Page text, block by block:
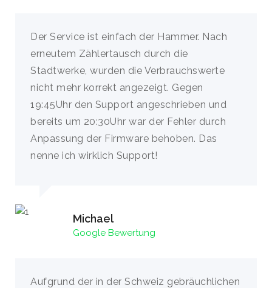
Der Service ist einfach der Hammer. Nach
erneutem Zählertausch durch die
Stadtwerke, wurden die Verbrauchswerte
nicht mehr korrekt angezeigt. Gegen
19:45Uhr den Support angeschrieben und
bereits um 20:30Uhr war der Fehler durch
Anpassung der Firmware behoben. Das
nenne ich wirklich Support!
Michael
Google Bewertung
Aufgrund der in der Schweiz gebräuchlichen